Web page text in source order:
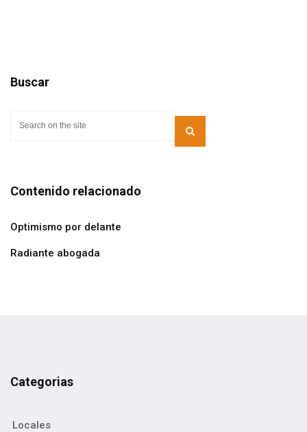
Buscar
Contenido relacionado
Optimismo por delante
Radiante abogada
Categorias
Locales